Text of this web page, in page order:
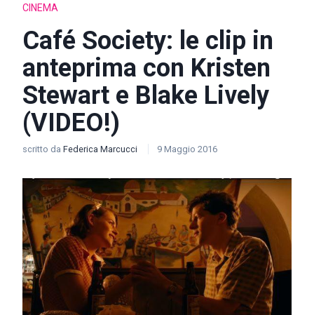
CINEMA
Café Society: le clip in
anteprima con Kristen
Stewart e Blake Lively
(VIDEO!)
scritto da Federica Marcucci 9 Maggio 2016